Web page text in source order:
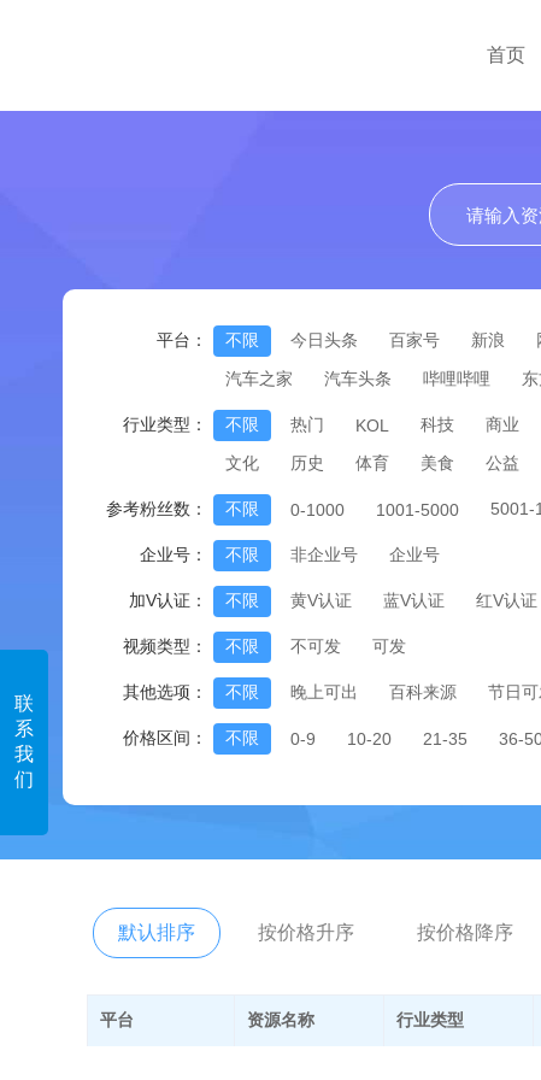
联
系
我
们
首页
平台： 不限 今日头条 百家号 新浪
汽车之家
汽车头条 哔哩哔哩
行业类型： 不限 热门 KOL 科技 商业
文化
历史 体育 美食 公益
参考粉丝数： 不限 0-1000 1001-5000 5001-
企业号： 不限 非企业号 企业号
加V认证： 不限 黄V认证 蓝V认证 红V认证
视频类型： 不限 不可发 可发
其他选项： 不限 晚上可出 百科来源 节日
价格区间： 不限 0-9 10-20 21-35 36-
默认排序 按价格升序 按价格降序
平台 资源名称 行业类型